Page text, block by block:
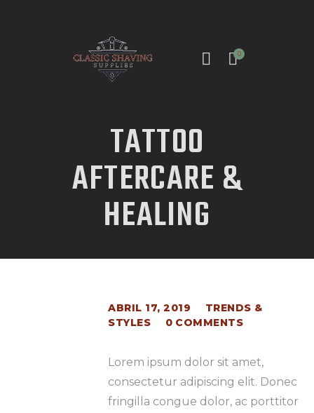
0
TATTOO
AFTERCARE &
HEALING
INICIO
TIENDA
CONTACTO
ABRIL 17, 2019
TRENDS &
STYLES
0 COMMENTS
Lorem ipsum dolor sit amet,
consectetur adipiscing elit. Donec
fringilla congue dolor, ac porttitor